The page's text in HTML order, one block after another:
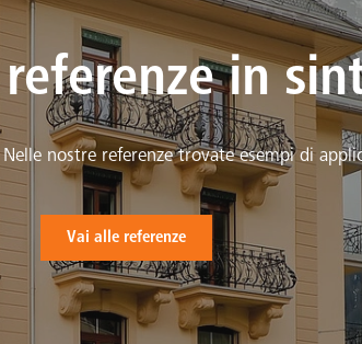
in
nostre referenze trovate esempi di
Vai alle referenze